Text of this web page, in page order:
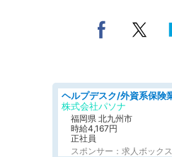
株式会社パソナ
福岡県 北九州市
時給4,167円
正社員
スポンサー：求人ボックス